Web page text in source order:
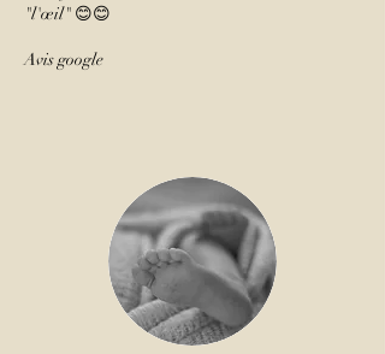
"l'œil" 😊😊
Avis google